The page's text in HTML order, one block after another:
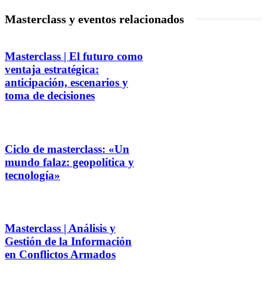
Masterclass y eventos relacionados
Masterclass | El futuro como
ventaja estratégica:
anticipación, escenarios y
toma de decisiones
Ciclo de masterclass: «Un
mundo falaz: geopolítica y
tecnología»
Masterclass | Análisis y
Gestión de la Información
en Conflictos Armados